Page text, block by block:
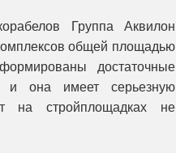
Группа Аквилон
общей площадью
достаточные
и она имеет серьезную
на стройплощадках не